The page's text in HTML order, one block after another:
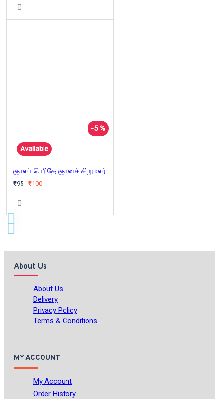
-5 %
Available
ஞாலப் பெரிதே ஞானச் சிறுமலர்
₹95 ₹100
About Us
About Us
Delivery
Privacy Policy
Terms & Conditions
MY ACCOUNT
My Account
Order History